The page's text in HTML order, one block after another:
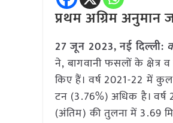
प्रथम अग्रिम अनुमान
27 जून 2023, नई दिल्ली:
ने, बागवानी फसलों के
किए हैं। वर्ष 2021-22 में कुल
टन (3.76%) अधिक है। वर्ष
(अंतिम) की तुलना में 3.69